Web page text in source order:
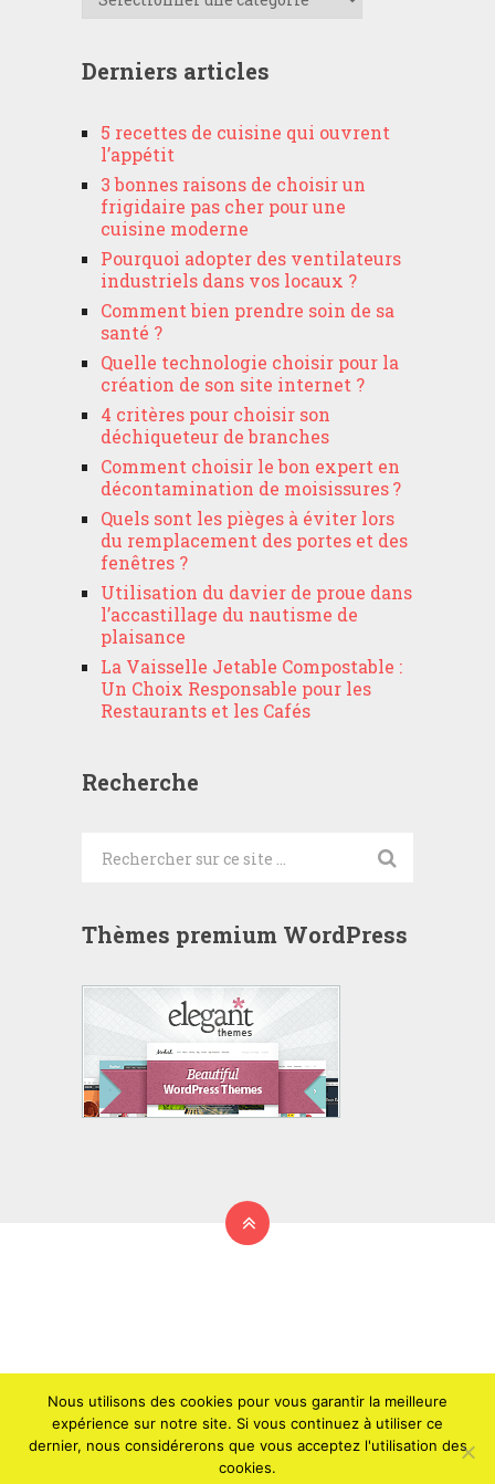
Derniers articles
5 recettes de cuisine qui ouvrent
l’appétit
3 bonnes raisons de choisir un
frigidaire pas cher pour une
cuisine moderne
Pourquoi adopter des ventilateurs
industriels dans vos locaux ?
Comment bien prendre soin de sa
santé ?
Quelle technologie choisir pour la
création de son site internet ?
4 critères pour choisir son
déchiqueteur de branches
Comment choisir le bon expert en
décontamination de moisissures ?
Quels sont les pièges à éviter lors
du remplacement des portes et des
fenêtres ?
Utilisation du davier de proue dans
l’accastillage du nautisme de
plaisance
La Vaisselle Jetable Compostable :
Un Choix Responsable pour les
Restaurants et les Cafés
Recherche
Thèmes premium WordPress
2026 © copyright
Champagne Communication
Nous utilisons des cookies pour vous garantir la meilleure
expérience sur notre site. Si vous continuez à utiliser ce
dernier, nous considérerons que vous acceptez l'utilisation des
cookies.